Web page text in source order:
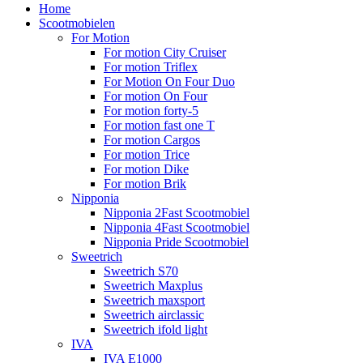
Home
Scootmobielen
For Motion
For motion City Cruiser
For motion Triflex
For Motion On Four Duo
For motion On Four
For motion forty-5
For motion fast one T
For motion Cargos
For motion Trice
For motion Dike
For motion Brik
Nipponia
Nipponia 2Fast Scootmobiel
Nipponia 4Fast Scootmobiel
Nipponia Pride Scootmobiel
Sweetrich
Sweetrich S70
Sweetrich Maxplus
Sweetrich maxsport
Sweetrich airclassic
Sweetrich ifold light
IVA
IVA E1000